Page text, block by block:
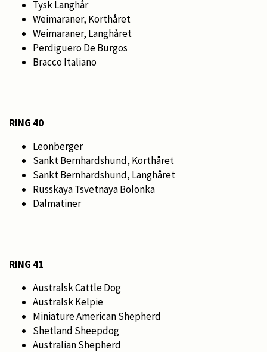
Tysk Langhår
Weimaraner, Korthåret
Weimaraner, Langhåret
Perdiguero De Burgos
Bracco Italiano
RING 40
Leonberger
Sankt Bernhardshund, Korthåret
Sankt Bernhardshund, Langhåret
Russkaya Tsvetnaya Bolonka
Dalmatiner
RING 41
Australsk Cattle Dog
Australsk Kelpie
Miniature American Shepherd
Shetland Sheepdog
Australian Shepherd